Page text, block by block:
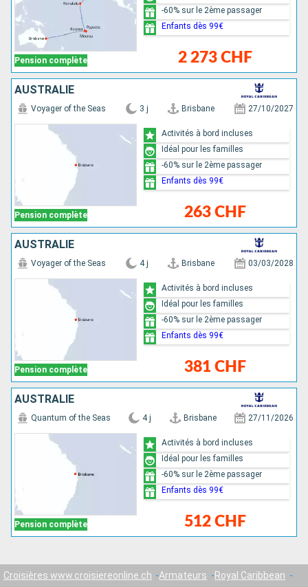
Pension complète 2 273 CHF
-60% sur le 2ème passager
Enfants dès 99€
AUSTRALIE
Pension complète
Voyager of the Seas 3 j Brisbane 27/10/2027
263 CHF
Activités à bord incluses
Idéal pour les familles
-60% sur le 2ème passager
Enfants dès 99€
AUSTRALIE
Pension complète
Voyager of the Seas 4 j Brisbane 03/03/2028
381 CHF
Activités à bord incluses
Idéal pour les familles
-60% sur le 2ème passager
Enfants dès 99€
AUSTRALIE
Pension complète
Quantum of the Seas 4 j Brisbane 27/11/2026
512 CHF
Activités à bord incluses
Idéal pour les familles
-60% sur le 2ème passager
Enfants dès 99€
Croisières www.croisiereonline.ch Armateurs
Royal Caribbean